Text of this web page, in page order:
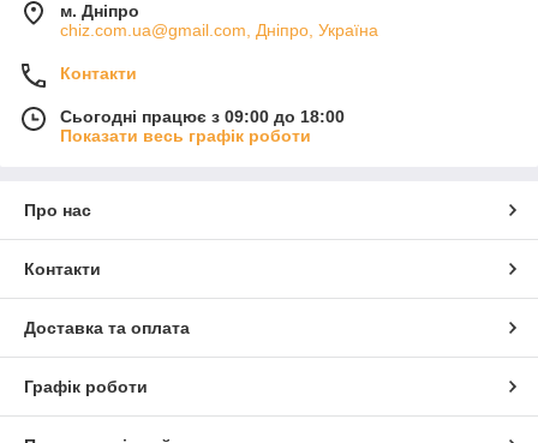
м. Дніпро
chiz.com.ua@gmail.com, Дніпро, Україна
Контакти
Сьогодні працює з 09:00 до 18:00
Показати весь графік роботи
Про нас
Контакти
Доставка та оплата
Графік роботи